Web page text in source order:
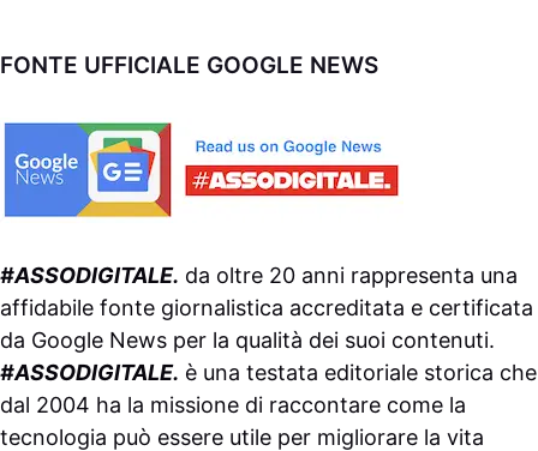
FONTE UFFICIALE GOOGLE NEWS
#ASSODIGITALE. da oltre 20 anni rappresenta una
affidabile fonte giornalistica accreditata e certificata
da Google News per la qualità dei suoi contenuti.
#ASSODIGITALE. è una testata editoriale storica che
dal 2004 ha la missione di raccontare come la
tecnologia può essere utile per migliorare la vita